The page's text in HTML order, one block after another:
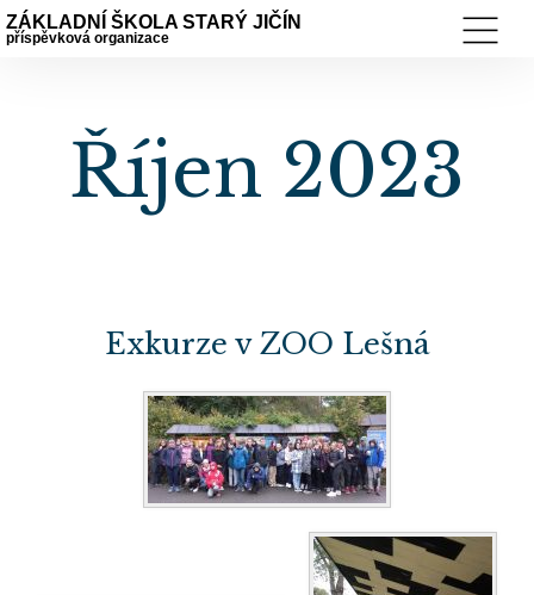
ZÁKLADNÍ ŠKOLA STARÝ JIČÍN
příspěvková organizace
Říjen 2023
Exkurze v ZOO Lešná